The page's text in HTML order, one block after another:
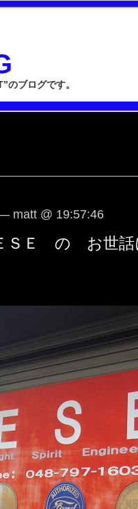
のブログです。
matt @ 19:57:46
Ｅ の お世話